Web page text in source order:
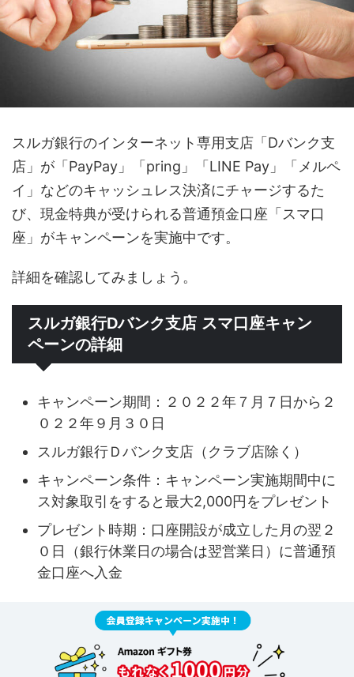
スルガ銀行のインターネット専用支店「Dバンク支
店」が「PayPay」「pring」「LINE Pay」「メルペ
イ」などのキャッシュレス決済にチャージするた
び、現金特典が受けられる普通預金口座「スマ口
座」がキャンペーンを実施中です。
詳細を確認してみましょう。
スルガ銀行Dバンク支店 スマ口座キャン
ペーンの詳細
キャンペーン期間：２０２２年７月７日から２
０２２年９月３０日
スルガ銀行Ｄバンク支店（クラブ店除く）
キャンペーン条件：キャンペーン実施期間中に
ス対象取引をすると最大2,000円をプレゼント
プレゼント時期：口座開設が成立した月の翌２
０日（銀行休業日の場合は翌営業日）に普通預
金口座へ入金